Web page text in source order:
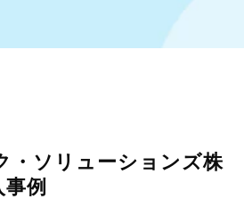
・ソリューションズ株
例